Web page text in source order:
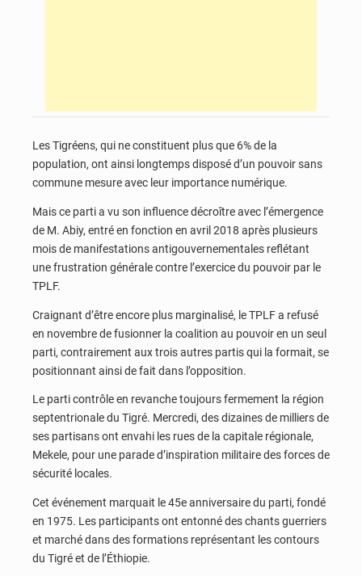
Les Tigréens, qui ne constituent plus que 6% de la
population, ont ainsi longtemps disposé d’un pouvoir sans
commune mesure avec leur importance numérique.
Mais ce parti a vu son influence décroître avec l’émergence
de M. Abiy, entré en fonction en avril 2018 après plusieurs
mois de manifestations antigouvernementales reflétant
une frustration générale contre l’exercice du pouvoir par le
TPLF.
Craignant d’être encore plus marginalisé, le TPLF a refusé
en novembre de fusionner la coalition au pouvoir en un seul
parti, contrairement aux trois autres partis qui la formait, se
positionnant ainsi de fait dans l’opposition.
Le parti contrôle en revanche toujours fermement la région
septentrionale du Tigré. Mercredi, des dizaines de milliers de
ses partisans ont envahi les rues de la capitale régionale,
Mekele, pour une parade d’inspiration militaire des forces de
sécurité locales.
Cet événement marquait le 45e anniversaire du parti, fondé
en 1975. Les participants ont entonné des chants guerriers
et marché dans des formations représentant les contours
du Tigré et de l’Éthiopie.